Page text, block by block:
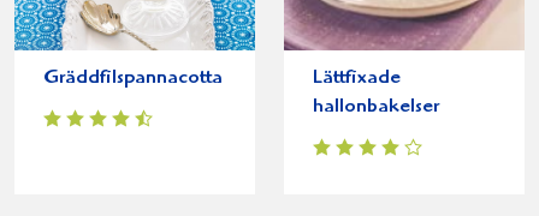
Gräddfilspannacotta
Lättfixade
hallonbakelser